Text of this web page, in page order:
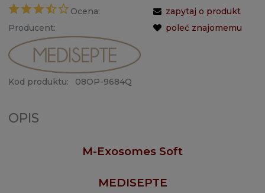
Ocena:
Producent:
Kod produktu: 08OP-9684Q
zapytaj o produkt
poleć znajomemu
OPIS
M-Exosomes Soft
MEDISEPTE